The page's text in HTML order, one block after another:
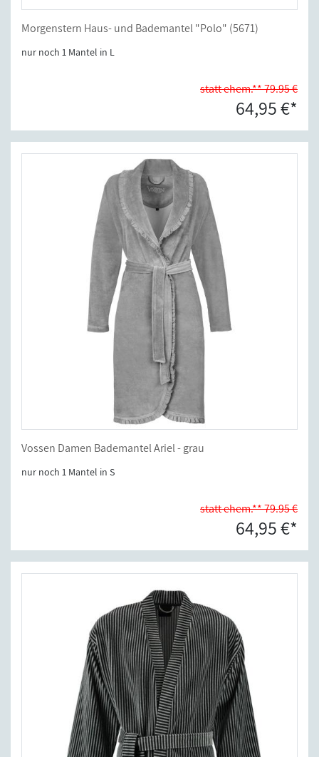
Morgenstern Haus- und Bademantel "Polo" (5671)
nur noch 1 Mantel in L
statt ehem.** 79.95 €
64,95 €*
Vossen Damen Bademantel Ariel - grau
nur noch 1 Mantel in S
statt ehem.** 79.95 €
64,95 €*